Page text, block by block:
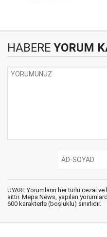
HABERE YORUM
UYARI: Yorumların her türlü cezai
aittir. Mepa News, yapılan
600 karakterle (boşluklu) sınırlıdır.